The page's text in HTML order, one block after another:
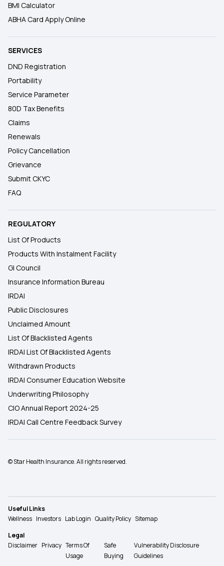
BMI Calculator
ABHA Card Apply Online
SERVICES
DND Registration
Portability
Service Parameter
80D Tax Benefits
Claims
Renewals
Policy Cancellation
Grievance
Submit CKYC
FAQ
REGULATORY
List Of Products
Products With Instalment Facility
GI Council
Insurance Information Bureau
IRDAI
Public Disclosures
Unclaimed Amount
List Of Blacklisted Agents
IRDAI List Of Blacklisted Agents
Withdrawn Products
IRDAI Consumer Education Website
Underwriting Philosophy
CIO Annual Report 2024-25
IRDAI Call Centre Feedback Survey
© Star Health Insurance. All rights reserved.
Useful Links
Wellness Investors Lab Login Quality Policy Sitemap
Legal
Disclaimer Privacy Terms Of
Usage
Safe
Buying
Vulnerability Disclosure
Guidelines